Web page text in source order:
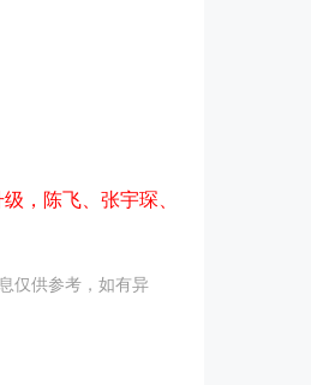
，陈飞、张宇琛、
仅供参考，如有异